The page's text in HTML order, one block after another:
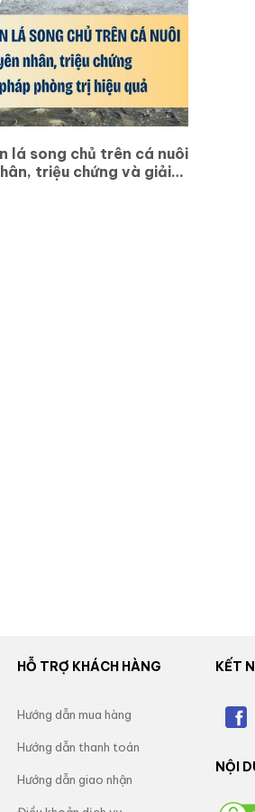
lá song chủ trên cá nuôi
triệu chứng và giải
trị hiệu quả
HỖ TRỢ KHÁCH HÀNG
Hướng dẫn mua hàng
Hướng dẫn thanh toán
Hướng dẫn giao nhận
KẾT
NỘI